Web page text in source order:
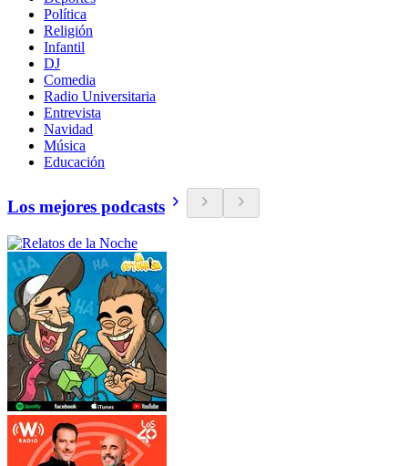
Política
Religión
Infantil
DJ
Comedia
Radio Universitaria
Entrevista
Navidad
Música
Educación
Los mejores podcasts